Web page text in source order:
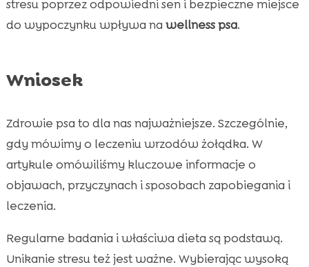
stresu poprzez odpowiedni sen i bezpieczne miejsce
do wypoczynku wpływa na wellness psa.
Wniosek
Zdrowie psa to dla nas najważniejsze. Szczególnie,
gdy mówimy o leczeniu wrzodów żołądka. W
artykule omówiliśmy kluczowe informacje o
objawach, przyczynach i sposobach zapobiegania i
leczenia.
Regularne badania i właściwa dieta są podstawą.
Unikanie stresu też jest ważne. Wybierając wysoką